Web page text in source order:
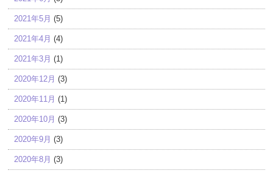
2021年5月 (5)
2021年4月 (4)
2021年3月 (1)
2020年12月 (3)
2020年11月 (1)
2020年10月 (3)
2020年9月 (3)
2020年8月 (3)